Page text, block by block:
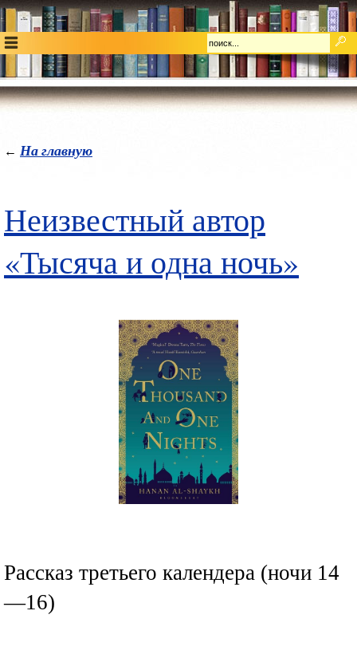
← На главную
Неизвестный автор
«Тысяча и одна ночь»
Рассказ третьего календера (ночи 14
—16)